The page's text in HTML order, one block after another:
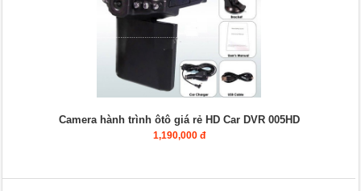
Camera hành trình ôtô giá rẻ HD Car DVR 005HD
1,190,000 đ